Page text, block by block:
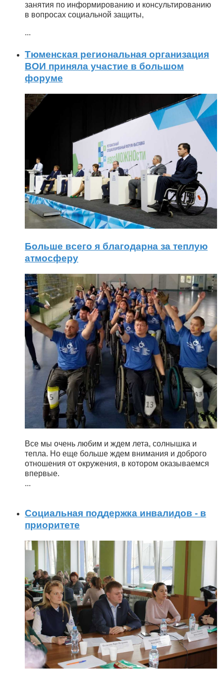
занятия по информированию и консультированию
в вопросах социальной защиты,
...
Тюменская региональная организация
ВОИ приняла участие в большом
форуме
Больше всего я благодарна за теплую
атмосферу
Все мы очень любим и ждем лета, солнышка и
тепла. Но еще больше ждем внимания и доброго
отношения от окружения, в котором оказываемся
впервые.
...
Социальная поддержка инвалидов - в
приоритете